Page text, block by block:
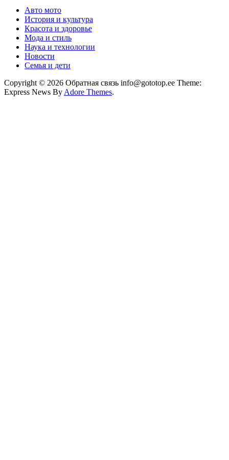
Авто мото
История и культура
Красота и здоровье
Мода и стиль
Наука и технологии
Новости
Семья и дети
Copyright © 2026 Обратная связь info@gototop.ee Theme:
Express News By Adore Themes.